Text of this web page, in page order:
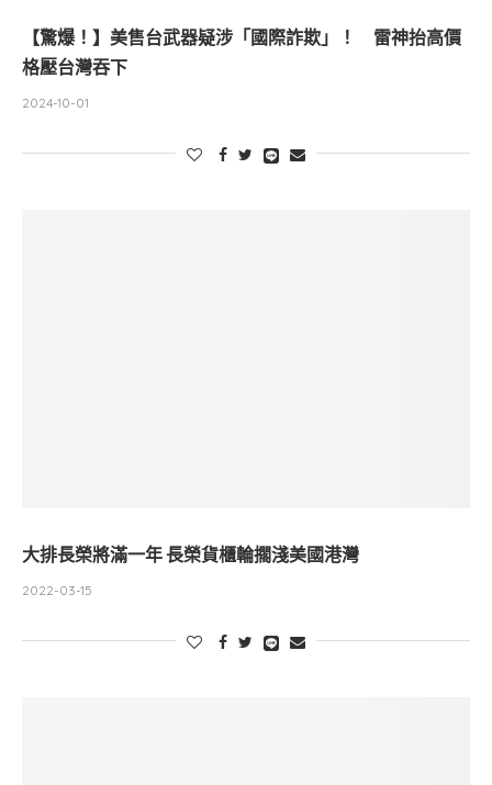
【驚爆！】美售台武器疑涉「國際詐欺」！ 雷神抬高價
格壓台灣吞下
2024-10-01
大排長榮將滿一年 長榮貨櫃輪擱淺美國港灣
2022-03-15